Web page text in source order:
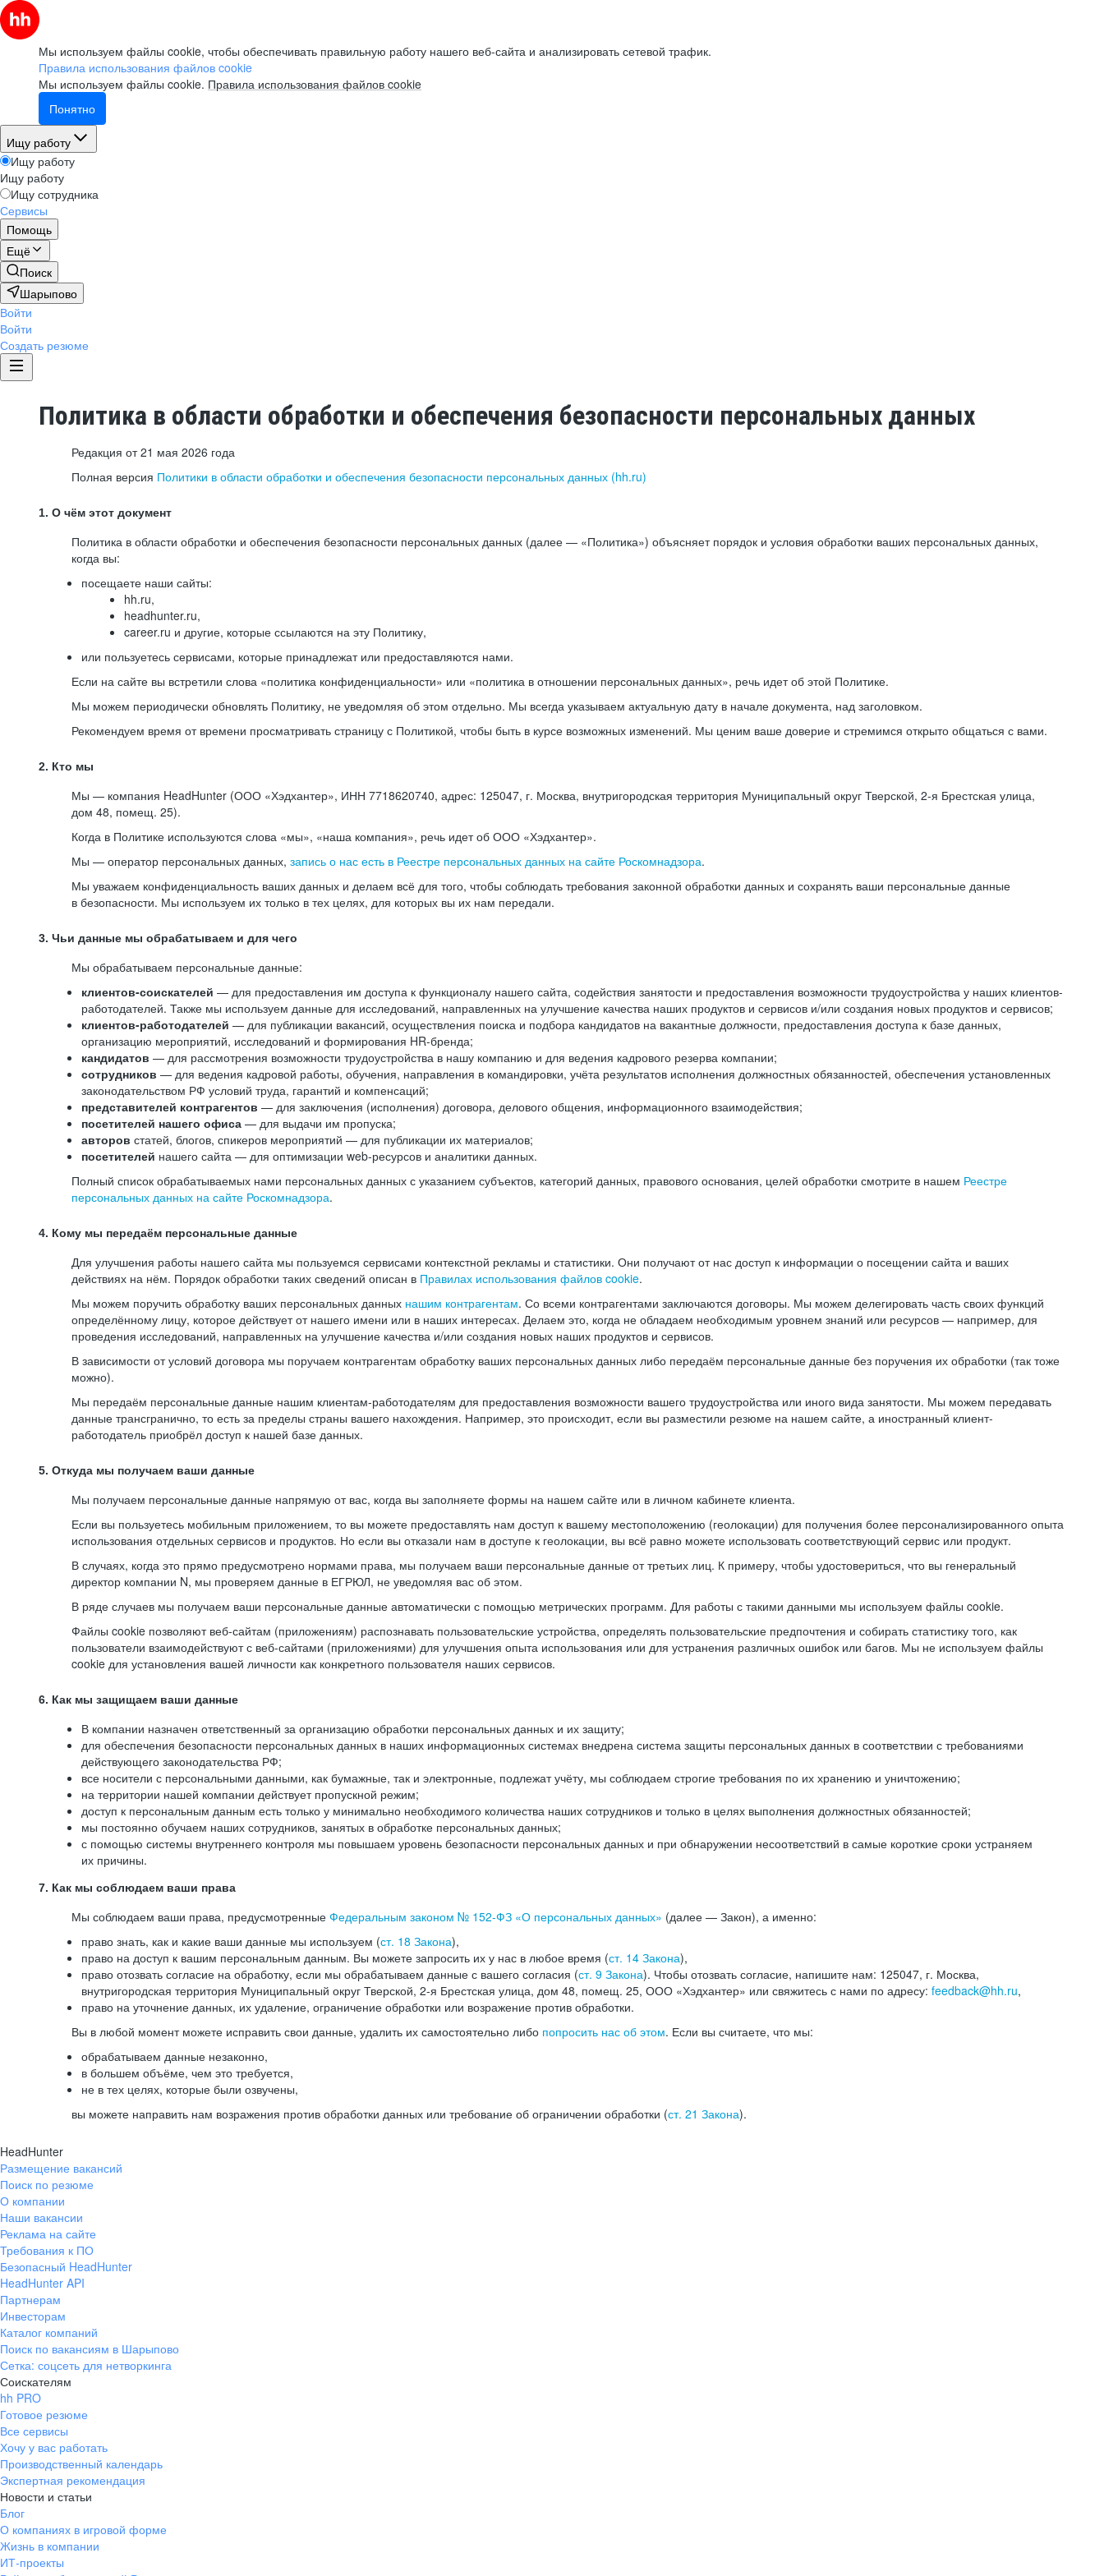
Мы используем файлы cookie, чтобы обеспечивать правильную работу нашего веб-сайта и анализировать сетевой трафик.
Правила использования файлов cookie
Мы используем файлы cookie. Правила использования файлов cookie
Понятно
Ищу работу
Ищу работу
Ищу работу
Ищу сотрудника
Сервисы
Помощь
Ещё
Поиск
Шарыпово
Войти
Войти
Создать резюме
Политика в области обработки и обеспечения безопасности персональных данных
Редакция от 21 мая 2026 года
Полная версия Политики в области обработки и обеспечения безопасности персональных данных (hh.ru)
1. О чём этот документ
Политика в области обработки и обеспечения безопасности персональных данных (далее — «Политика») объясняет порядок и условия обработки ваших персональных данных,
когда вы:
посещаете наши сайты:
hh.ru,
headhunter.ru,
career.ru и другие, которые ссылаются на эту Политику,
или пользуетесь сервисами, которые принадлежат или предоставляются нами.
Если на сайте вы встретили слова «политика конфиденциальности» или «политика в отношении персональных данных», речь идет об этой Политике.
Мы можем периодически обновлять Политику, не уведомляя об этом отдельно. Мы всегда указываем актуальную дату в начале документа, над заголовком.
Рекомендуем время от времени просматривать страницу с Политикой, чтобы быть в курсе возможных изменений. Мы ценим ваше доверие и стремимся открыто общаться с вами.
2. Кто мы
Мы — компания HeadHunter (ООО «Хэдхантер», ИНН 7718620740, адрес: 125047, г. Москва, внутригородская территория Муниципальный округ Тверской, 2-я Брестская улица,
дом 48, помещ. 25).
Когда в Политике используются слова «мы», «наша компания», речь идет об ООО «Хэдхантер».
Мы — оператор персональных данных, запись о нас есть в Реестре персональных данных на сайте Роскомнадзора.
Мы уважаем конфиденциальность ваших данных и делаем всё для того, чтобы соблюдать требования законной обработки данных и сохранять ваши персональные данные
в безопасности. Мы используем их только в тех целях, для которых вы их нам передали.
3. Чьи данные мы обрабатываем и для чего
Мы обрабатываем персональные данные:
клиентов-соискателей — для предоставления им доступа к функционалу нашего сайта, содействия занятости и предоставления возможности трудоустройства у наших клиентов-
работодателей. Также мы используем данные для исследований, направленных на улучшение качества наших продуктов и сервисов и/или создания новых продуктов и сервисов;
клиентов-работодателей — для публикации вакансий, осуществления поиска и подбора кандидатов на вакантные должности, предоставления доступа к базе данных,
организацию мероприятий, исследований и формирования HR-бренда;
кандидатов — для рассмотрения возможности трудоустройства в нашу компанию и для ведения кадрового резерва компании;
сотрудников — для ведения кадровой работы, обучения, направления в командировки, учёта результатов исполнения должностных обязанностей, обеспечения установленных
законодательством РФ условий труда, гарантий и компенсаций;
представителей контрагентов — для заключения (исполнения) договора, делового общения, информационного взаимодействия;
посетителей нашего офиса — для выдачи им пропуска;
авторов статей, блогов, спикеров мероприятий — для публикации их материалов;
посетителей нашего сайта — для оптимизации web-ресурсов и аналитики данных.
Полный список обрабатываемых нами персональных данных с указанием субъектов, категорий данных, правового основания, целей обработки смотрите в нашем Реестре
персональных данных на сайте Роскомнадзора.
4. Кому мы передаём персональные данные
Для улучшения работы нашего сайта мы пользуемся сервисами контекстной рекламы и статистики. Они получают от нас доступ к информации о посещении сайта и ваших
действиях на нём. Порядок обработки таких сведений описан в Правилах использования файлов cookie.
Мы можем поручить обработку ваших персональных данных нашим контрагентам. Со всеми контрагентами заключаются договоры. Мы можем делегировать часть своих функций
определённому лицу, которое действует от нашего имени или в наших интересах. Делаем это, когда не обладаем необходимым уровнем знаний или ресурсов — например, для
проведения исследований, направленных на улучшение качества и/или создания новых наших продуктов и сервисов.
В зависимости от условий договора мы поручаем контрагентам обработку ваших персональных данных либо передаём персональные данные без поручения их обработки (так тоже
можно).
Мы передаём персональные данные нашим клиентам-работодателям для предоставления возможности вашего трудоустройства или иного вида занятости. Мы можем передавать
данные трансгранично, то есть за пределы страны вашего нахождения. Например, это происходит, если вы разместили резюме на нашем сайте, а иностранный клиент-
работодатель приобрёл доступ к нашей базе данных.
5. Откуда мы получаем ваши данные
Мы получаем персональные данные напрямую от вас, когда вы заполняете формы на нашем сайте или в личном кабинете клиента.
Если вы пользуетесь мобильным приложением, то вы можете предоставлять нам доступ к вашему местоположению (геолокации) для получения более персонализированного опыта
использования отдельных сервисов и продуктов. Но если вы отказали нам в доступе к геолокации, вы всё равно можете использовать соответствующий сервис или продукт.
В случаях, когда это прямо предусмотрено нормами права, мы получаем ваши персональные данные от третьих лиц. К примеру, чтобы удостовериться, что вы генеральный
директор компании N, мы проверяем данные в ЕГРЮЛ, не уведомляя вас об этом.
В ряде случаев мы получаем ваши персональные данные автоматически с помощью метрических программ. Для работы с такими данными мы используем файлы cookie.
Файлы cookie позволяют веб-сайтам (приложениям) распознавать пользовательские устройства, определять пользовательские предпочтения и собирать статистику того, как
пользователи взаимодействуют с веб-сайтами (приложениями) для улучшения опыта использования или для устранения различных ошибок или багов. Мы не используем файлы
cookie для установления вашей личности как конкретного пользователя наших сервисов.
6. Как мы защищаем ваши данные
В компании назначен ответственный за организацию обработки персональных данных и их защиту;
для обеспечения безопасности персональных данных в наших информационных системах внедрена система защиты персональных данных в соответствии с требованиями
действующего законодательства РФ;
все носители с персональными данными, как бумажные, так и электронные, подлежат учёту, мы соблюдаем строгие требования по их хранению и уничтожению;
на территории нашей компании действует пропускной режим;
доступ к персональным данным есть только у минимально необходимого количества наших сотрудников и только в целях выполнения должностных обязанностей;
мы постоянно обучаем наших сотрудников, занятых в обработке персональных данных;
с помощью системы внутреннего контроля мы повышаем уровень безопасности персональных данных и при обнаружении несоответствий в самые короткие сроки устраняем
их причины.
7. Как мы соблюдаем ваши права
Мы соблюдаем ваши права, предусмотренные Федеральным законом № 152-ФЗ «О персональных данных» (далее — Закон), а именно:
право знать, как и какие ваши данные мы используем (ст. 18 Закона),
право на доступ к вашим персональным данным. Вы можете запросить их у нас в любое время (ст. 14 Закона),
право отозвать согласие на обработку, если мы обрабатываем данные с вашего согласия (ст. 9 Закона). Чтобы отозвать согласие, напишите нам: 125047, г. Москва,
внутригородская территория Муниципальный округ Тверской, 2-я Брестская улица, дом 48, помещ. 25, ООО «Хэдхантер» или свяжитесь с нами по адресу: feedback@hh.ru,
право на уточнение данных, их удаление, ограничение обработки или возражение против обработки.
Вы в любой момент можете исправить свои данные, удалить их самостоятельно либо попросить нас об этом. Если вы считаете, что мы:
обрабатываем данные незаконно,
в большем объёме, чем это требуется,
не в тех целях, которые были озвучены,
вы можете направить нам возражения против обработки данных или требование об ограничении обработки (ст. 21 Закона).
HeadHunter
Размещение вакансий
Поиск по резюме
О компании
Наши вакансии
Реклама на сайте
Требования к ПО
Безопасный HeadHunter
HeadHunter API
Партнерам
Инвесторам
Каталог компаний
Поиск по вакансиям в Шарыпово
Сетка: соцсеть для нетворкинга
Соискателям
hh PRO
Готовое резюме
Все сервисы
Хочу у вас работать
Производственный календарь
Экспертная рекомендация
Новости и статьи
Блог
О компаниях в игровой форме
Жизнь в компании
ИТ-проекты